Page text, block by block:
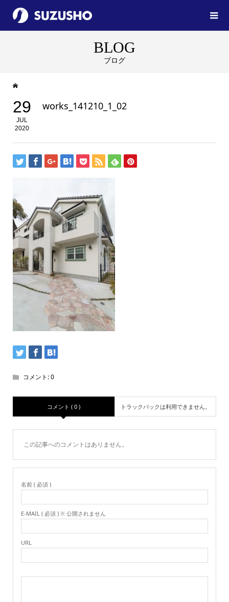
BLOG
ブログ
29
JUL
2020
works_141210_1_02
コメント:0
コメント ( 0 ) トラックバックは利用できません。
この記事へのコメントはありません。
名前 ( 必須 )
E-MAIL ( 必須 ) ※ 公開されません
URL